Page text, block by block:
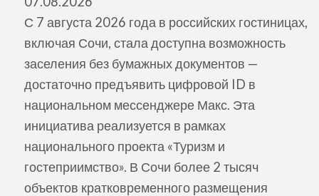
С 7 августа 2026 года в российских гостиницах,
включая Сочи, стала доступна возможность
заселения без бумажных документов —
достаточно предъявить цифровой ID в
национальном мессенджере Макс. Эта
инициатива реализуется в рамках
национального проекта «Туризм и
гостеприимство». В Сочи более 2 тысяч
объектов кратковременного размещения